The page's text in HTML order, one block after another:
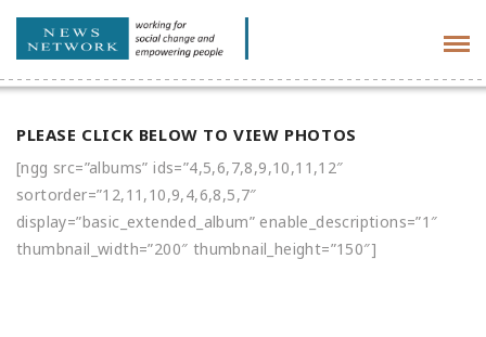
PLEASE CLICK BELOW TO VIEW PHOTOS
[ngg src=”albums” ids=”4,5,6,7,8,9,10,11,12″
sortorder=”12,11,10,9,4,6,8,5,7″
display=”basic_extended_album” enable_descriptions=”1″
thumbnail_width=”200″ thumbnail_height=”150″]